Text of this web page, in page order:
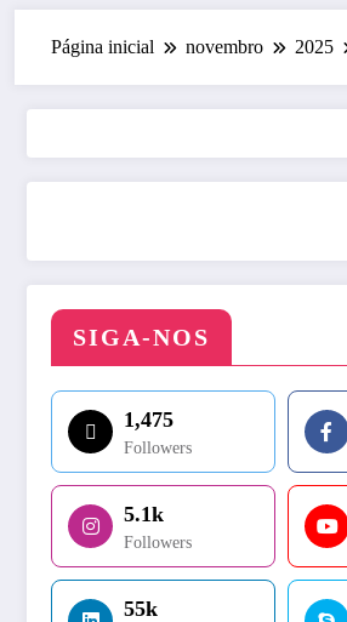
Página inicial novembro 2025
SIGA-NOS
1,475
Followers
5.1k
Followers
55k